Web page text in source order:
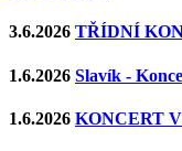
3.6.2026 TŘÍDNÍ
1.6.2026 Slavík -
1.6.2026 KONCERT